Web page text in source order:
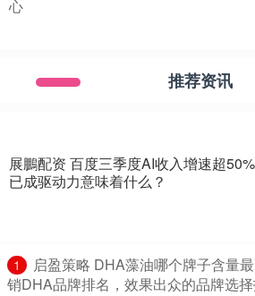
心
推荐资讯
展鵬配资 百度三季度AI收入增速超
已成驱动力意味着什么？
1
启盈策略 DHA藻油哪个牌子含量
销DHA品牌排名，效果出众的品牌选